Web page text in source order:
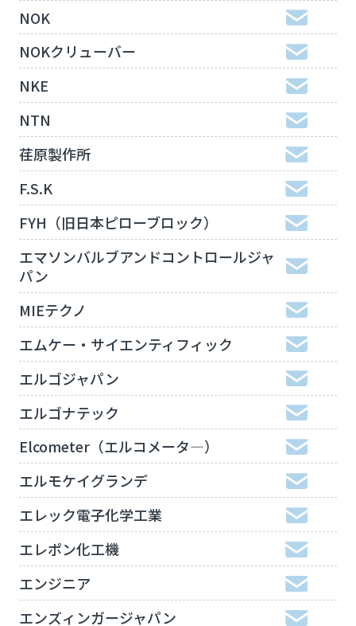
NOK
NOKクリューバー
NKE
NTN
荏原製作所
F.S.K
FYH（旧日本ピローブロック）
エマソンバルブアンドコントロールジャ
パン
MIEテクノ
エムケー・サイエンティフィック
エルゴジャパン
エルゴナテック
Elcometer（エルコメータ―）
エルモケイグランデ
エレック電子化学工業
エレポン化工機
エンジニア
エンズィンガージャパン